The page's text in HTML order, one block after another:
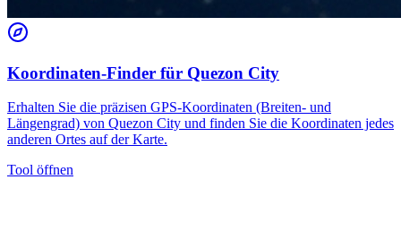
Koordinaten-Finder für Quezon City
Erhalten Sie die präzisen GPS-Koordinaten (Breiten- und
Längengrad) von Quezon City und finden Sie die Koordinaten jedes
anderen Ortes auf der Karte.
Tool öffnen